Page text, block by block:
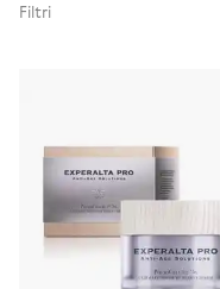
Filtri